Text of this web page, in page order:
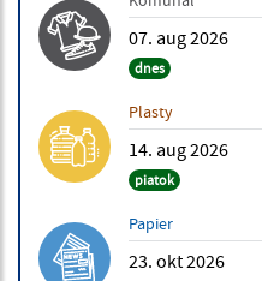
07. aug 2026
dnes
Plasty
14. aug 2026
piatok
Papier
23. okt 2026